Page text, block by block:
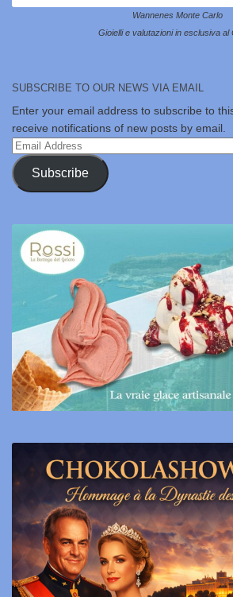
Wannenes Monte Carlo
Gioielli e valutazioni in esclusiva al
SUBSCRIBE TO OUR NEWS VIA EMAIL
Enter your email address to subscribe to
receive notifications of new posts by email.
Email
Address
Subscribe